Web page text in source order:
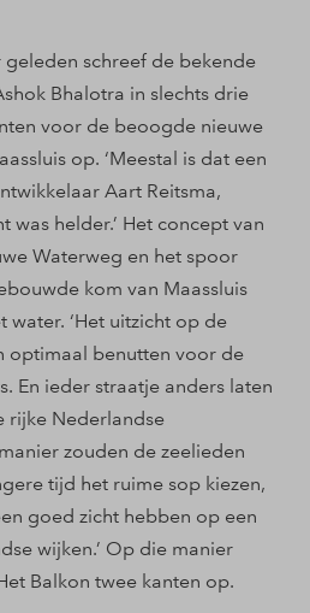
schreef de bekende
Bhalotra in slechts drie
voor de beoogde nieuwe
op. ‘Meestal is dat een
Aart Reitsma,
was helder.’ Het concept van
Waterweg en het spoor
kom van Maassluis
water. ‘Het uitzicht op de
optimaal benutten voor de
En ieder straatje anders laten
rijke Nederlandse
zouden de zeelieden
tijd het ruime sop kiezen,
goed zicht hebben op een
wijken.’ Op die manier
Balkon twee kanten op.